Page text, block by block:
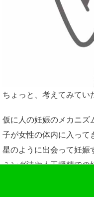
ちょっと、考えてみてい
仮に人の妊娠のメカニズ
子が女性の体内に入って
星のように出会って妊娠
ミング法や人工授精での